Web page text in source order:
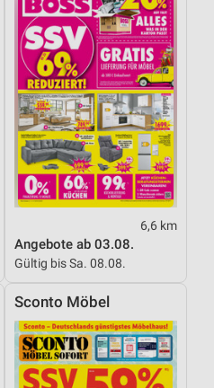
6,6 km
Angebote ab 03.08.
Gültig bis Sa. 08.08.
Sconto Möbel